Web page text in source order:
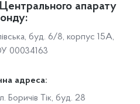
апарату
буд. 6/8, корпус 15А,
00034163
адреса:
Боричів Тік, буд. 28